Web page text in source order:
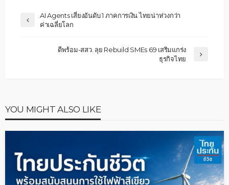
AI Agents เสี่ยงอันดับ 1 ภาคการเงิน ไทยน่าห่วงกว่า
ค่าเฉลี่ยโลก
ดีพร้อม-สสว. ลุย Rebuild SMEs 69 เสริมแกร่ง
ธุรกิจไทย
YOU MIGHT ALSO LIKE